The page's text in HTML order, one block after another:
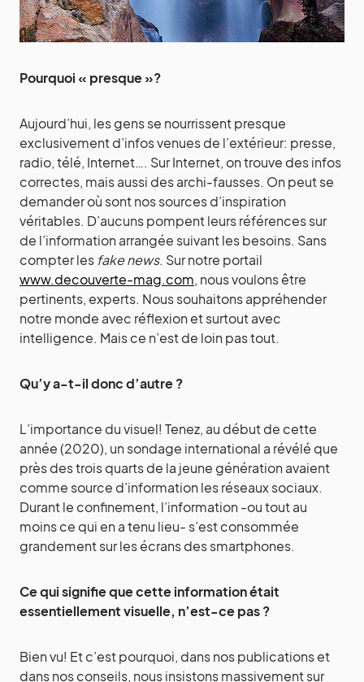
Pourquoi « presque »?
Aujourd’hui, les gens se nourrissent presque
exclusivement d’infos venues de l’extérieur: presse,
radio, télé, Internet…. Sur Internet, on trouve des infos
correctes, mais aussi des archi-fausses. On peut se
demander où sont nos sources d’inspiration
véritables. D’aucuns pompent leurs références sur
de l’information arrangée suivant les besoins. Sans
compter les fake news. Sur notre portail
www.decouverte-mag.com, nous voulons être
pertinents, experts. Nous souhaitons appréhender
notre monde avec réflexion et surtout avec
intelligence. Mais ce n’est de loin pas tout.
Qu’y a-t-il donc d’autre ?
L’importance du visuel! Tenez, au début de cette
année (2020), un sondage international a révélé que
près des trois quarts de la jeune génération avaient
comme source d’information les réseaux sociaux.
Durant le confinement, l’information -ou tout au
moins ce qui en a tenu lieu- s’est consommée
grandement sur les écrans des smartphones.
Ce qui signifie que cette information était
essentiellement visuelle, n’est-ce pas ?
Bien vu! Et c’est pourquoi, dans nos publications et
dans nos conseils, nous insistons massivement sur